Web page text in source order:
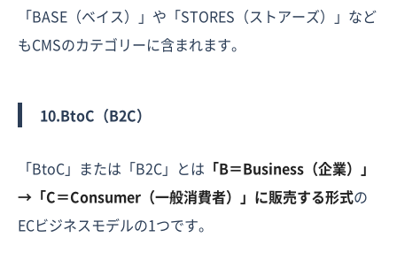
「BASE（ベイス）」や「STORES（ストアーズ）」など
もCMSのカテゴリーに含まれます。
10.BtoC（B2C）
「BtoC」または「B2C」とは 「B＝Business（企業）」
→「C＝Consumer（一般消費者）」に販売する形式の
ECビジネスモデルの1つです。